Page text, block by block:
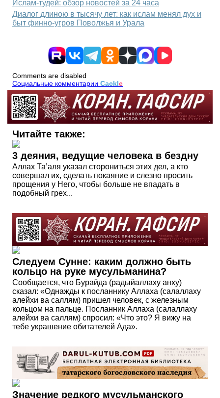
Ислам-тудей: обзор новостей за 24 часа
Диалог длиною в тысячу лет: как ислам менял дух и
быт финно-угров Поволжья и Урала
Comments are disabled
Социальные комментарии Cackle
Читайте также:
3 деяния, ведущие человека в бездну
Аллах Та’аля указал сторониться этих дел, а кто
совершал их, сделать покаяние и слезно просить
прощения у Него, чтобы больше не впадать в
подобный грех...
Следуем Сунне: каким должно быть
кольцо на руке мусульманина?
Сообщается, что Бурайда (радыйаллаху анху)
сказал: «Однажды к посланнику Аллаха (салаллаху
алейхи ва саллям) пришел человек, с железным
кольцом на пальце. Посланник Аллаха (салаллаху
алейхи ва саллям) спросил: «Что это? Я вижу на
тебе украшение обитателей Ада».
Значение редкого мусульманского